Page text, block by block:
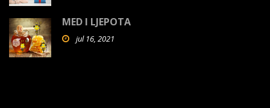
MED I LJEPOTA
jul 16, 2021